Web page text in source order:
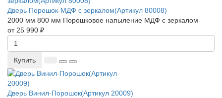
Дверь Порошок-МДФ с зеркалом(Артикул 80008)
2000 мм 800 мм Порошковое напыление МДФ с зеркалом
от 25 990 ₽
Купить
Дверь Винил-Порошок(Артикул 20009)